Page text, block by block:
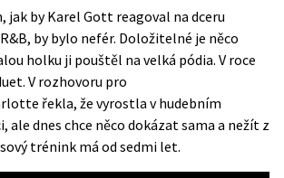
jak by Karel Gott reagoval na dceru
by bylo nefér. Doložitelné je něco
holku ji pouštěl na velká pódia. V roce
V rozhovoru pro
řekla, že vyrostla v hudebním
ale dnes chce něco dokázat sama a nežít z
trénink má od sedmi let.